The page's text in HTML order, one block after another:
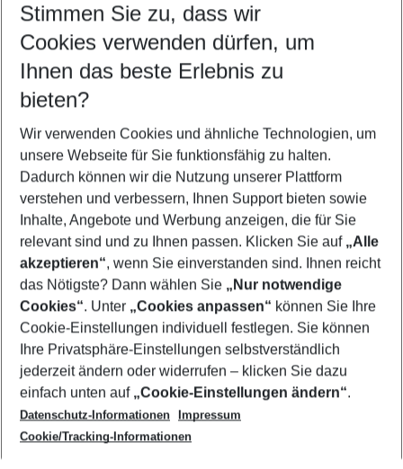
Abflughafen wählen
Beliebiger Abflughafen
Reisezeitraum wählen
11.08.26– 09.08.27 5-8 Nächte
2 Erwachsene Keine Kinder
Mehr Filter anzeigen
Footer
Footer navigation
Über uns
AGB
Cookie-Einstellungen ändern
Cookie-Richtlinie
Datenschutz
Service & Hilfe
Barrierefreies Reisen
Check-in
Folgen Sie uns
Stimmen Sie zu, dass wir
Cookies verwenden dürfen, um
Ihnen das beste Erlebnis zu
bieten?
Wir verwenden Cookies und ähnliche Technologien, um
unsere Webseite für Sie funktionsfähig zu halten.
Dadurch können wir die Nutzung unserer Plattform
verstehen und verbessern, Ihnen Support bieten sowie
Inhalte, Angebote und Werbung anzeigen, die für Sie
relevant sind und zu Ihnen passen. Klicken Sie auf „Alle
akzeptieren“, wenn Sie einverstanden sind. Ihnen reicht
das Nötigste? Dann wählen Sie „Nur notwendige
Cookies“. Unter „Cookies anpassen“ können Sie Ihre
Cookie-Einstellungen individuell festlegen. Sie können
Ihre Privatsphäre-Einstellungen selbstverständlich
jederzeit ändern oder widerrufen – klicken Sie dazu
einfach unten auf „Cookie-Einstellungen ändern“.
Datenschutz-Informationen
Impressum
Cookie/Tracking-Informationen